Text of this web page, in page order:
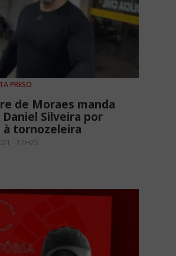
PRESO
de Moraes manda
Silveira por
à tornozeleira
- 17H25